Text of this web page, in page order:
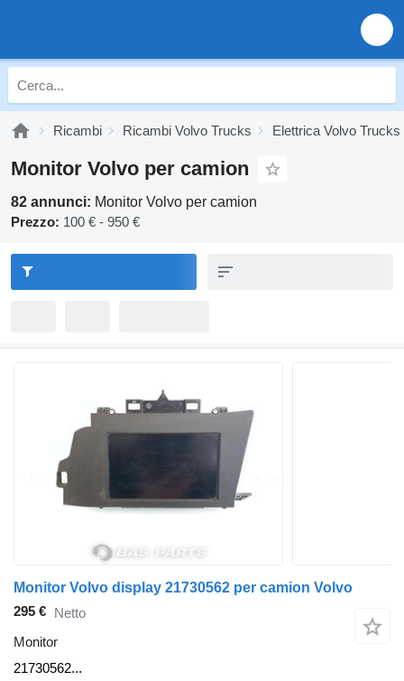
Ricambi Ricambi Volvo Trucks Elettrica Volvo Trucks
Monitor Volvo per camion
82 annunci: Monitor Volvo per camion
Prezzo: 100 € - 950 €
Monitor Volvo display 21730562 per camion Volvo
295 € Netto
Monitor
21730562...